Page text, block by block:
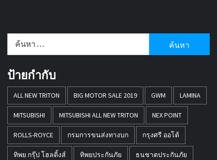
ค้นหา
ป้ายกำกับ
ALL NEW TRITON BIG MOTOR SALE 2019 GWM LAMINA
MITSUBISHI MITSUBISHI ALL NEW TRITON NEX POINT
ROLLS-ROYCE กรมการขนส่งทางบก กรุงศรี ออโต้
ทิพย กรุ๊ป โฮลดิ้งส์ ทิพยประกันภัย ธนชาตประกันภัย